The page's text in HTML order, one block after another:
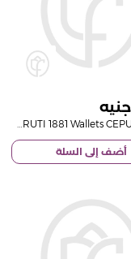
CERRUTI 1881 Wallets CEPU05427M
أضف إلى السلة